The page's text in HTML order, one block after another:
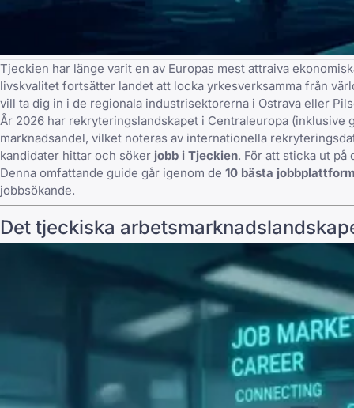
Tjeckien har länge varit en av Europas mest attraiva
livskvalitet fortsätter landet att locka yrkesverksamma från
vill ta dig in i de regionala industrisektorerna i Ostrava eller
År 2026 har rekryteringslandskapet i Centraleuropa (inklusive
marknadsandel, vilket noteras av internationella
kandidater hittar och söker jobb i Tjeckien. För att sticka ut
Denna omfattande guide går igenom de 10 bästa
jobbsökande.
Det tjeckiska